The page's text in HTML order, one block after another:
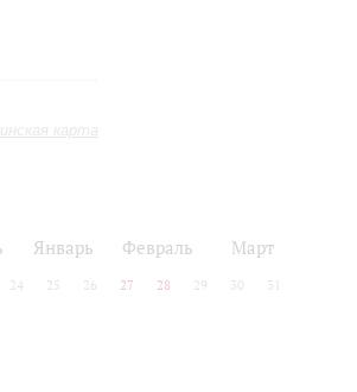
карта
Январь Февраль Март
24 25 26 27 28 29 30 31